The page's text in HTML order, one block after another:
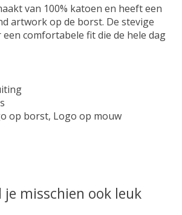
van 100% katoen en heeft een
artwork op de borst. De stevige
comfortabele fit die de hele dag
op borst, Logo op mouw
je misschien ook leuk